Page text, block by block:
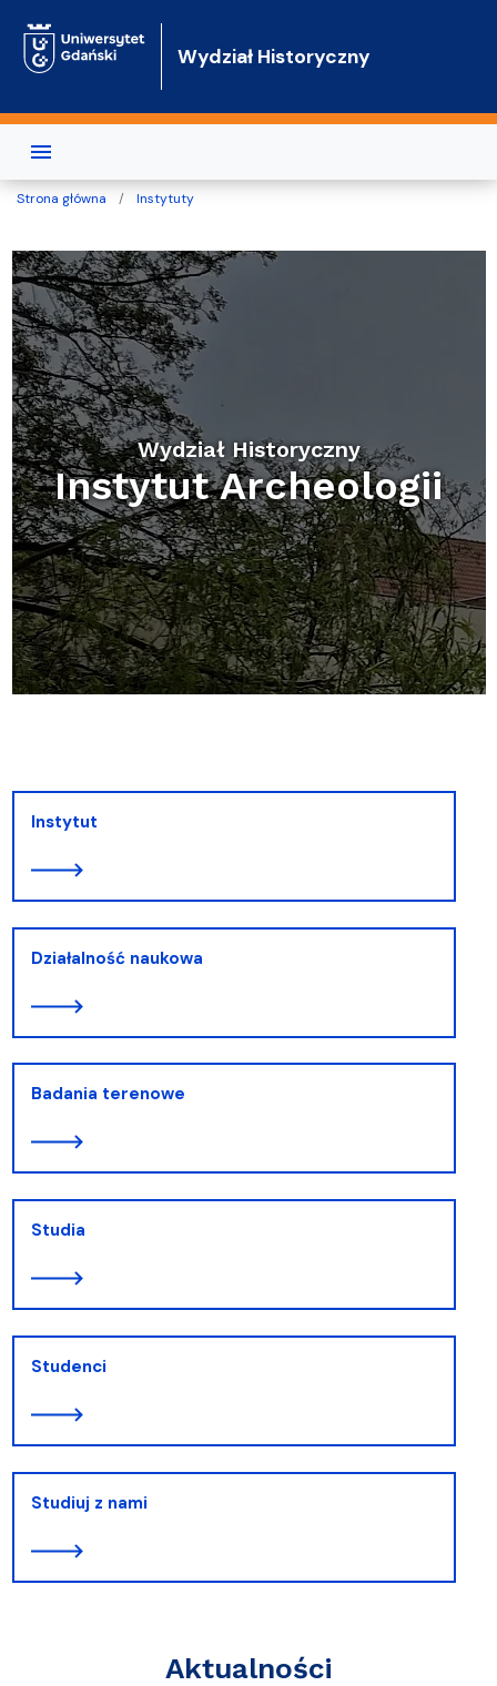
Wydział Historyczny
Strona główna Instytuty
Wydział Historyczny
Instytut Archeologii
Instytut
Działalność naukowa
Badania terenowe
Studia
Studenci
Studiuj z nami
Aktualności